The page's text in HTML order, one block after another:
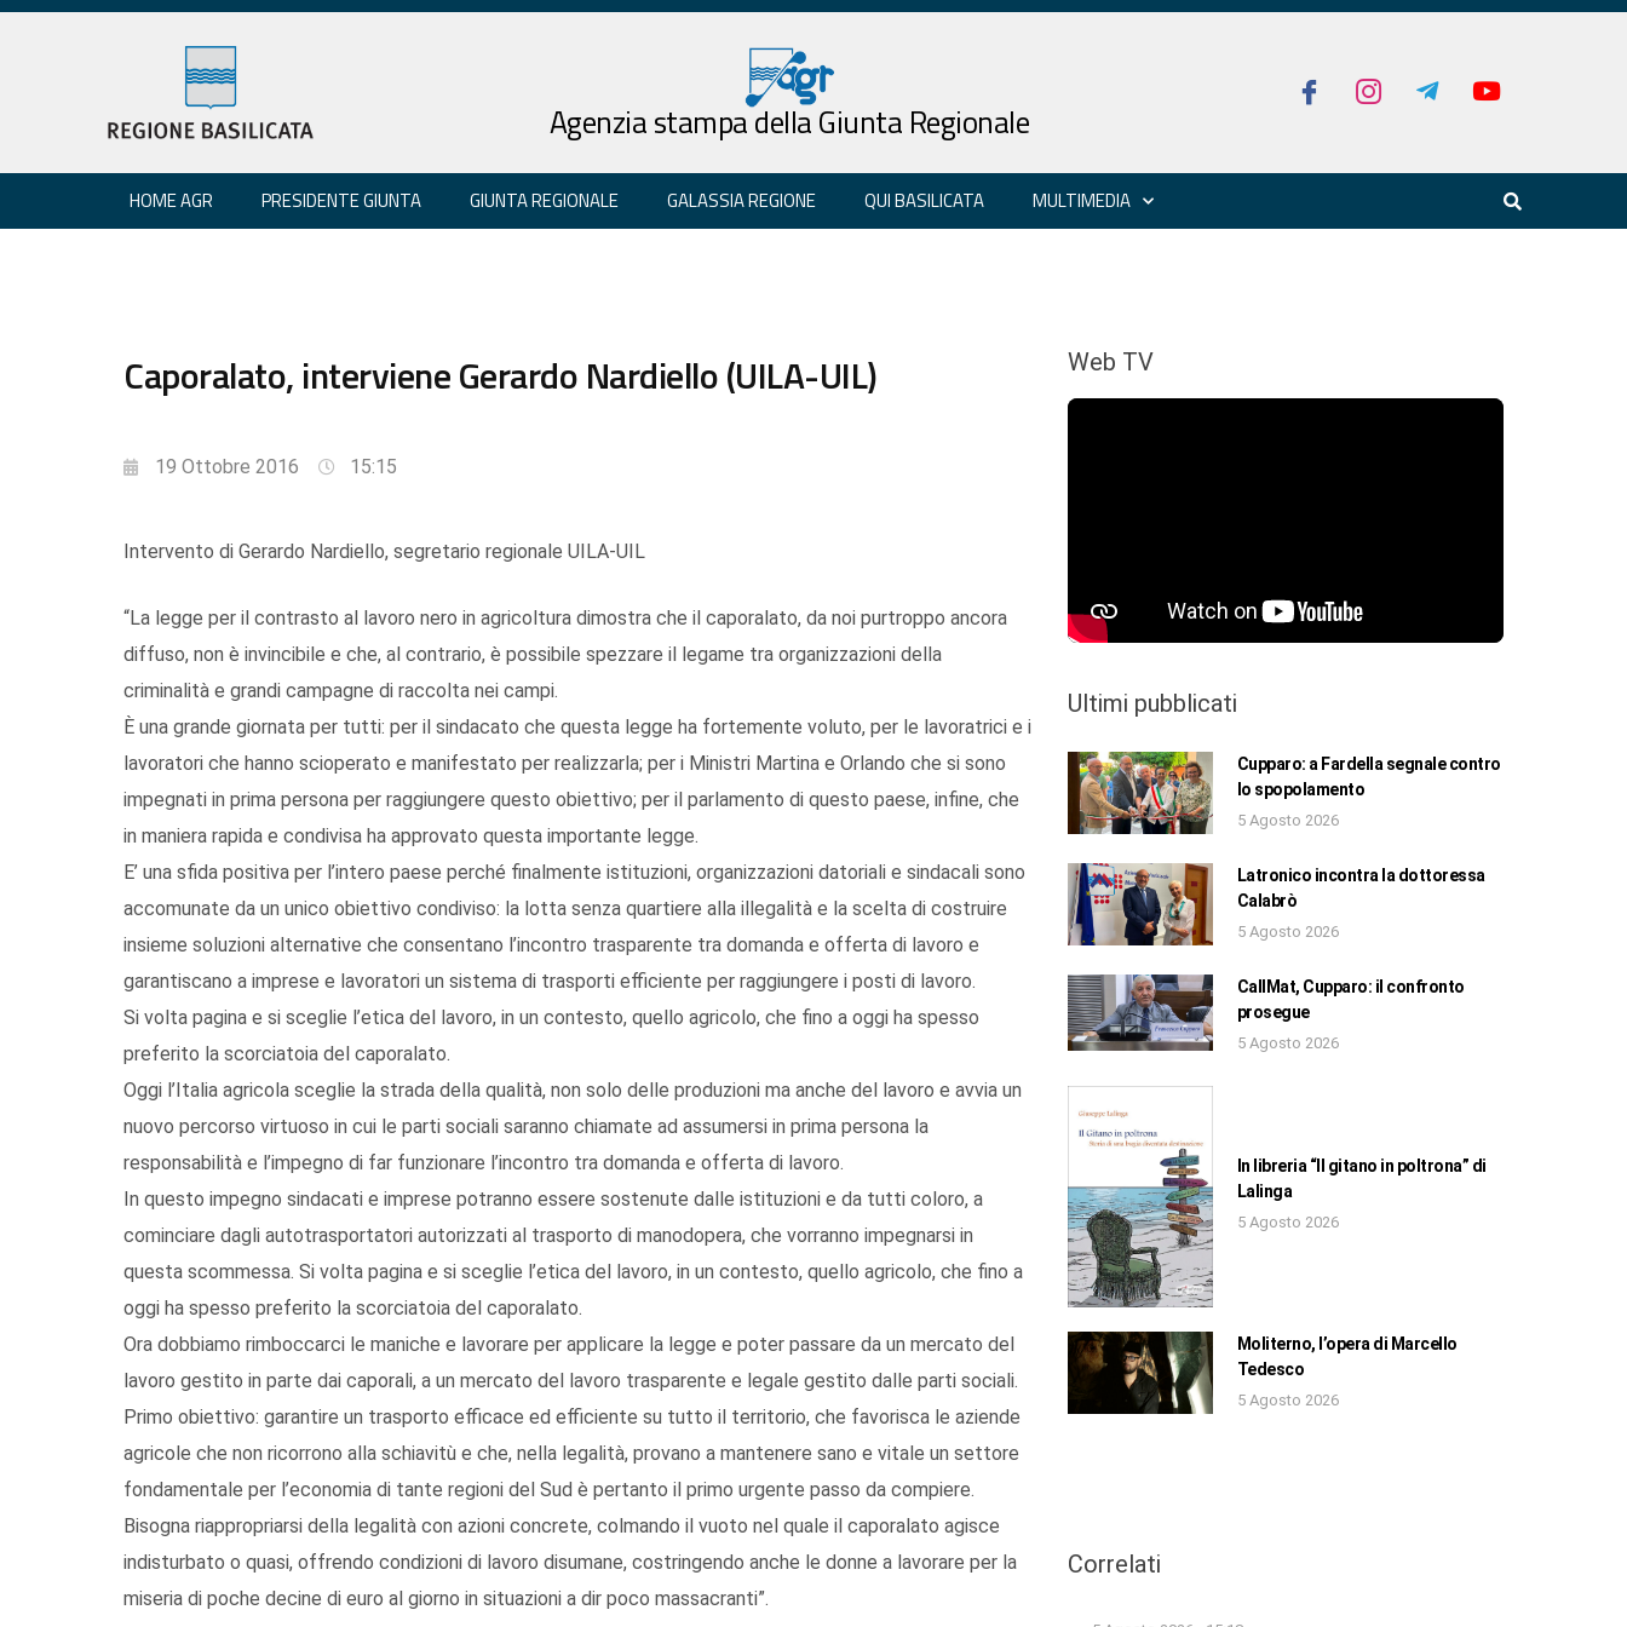
Agenzia stampa della Giunta Regionale
HOME AGR PRESIDENTE GIUNTA GIUNTA REGIONALE GALASSIA REGIONE QUI BASILICATA MULTIMEDIA
Caporalato, interviene Gerardo Nardiello (UILA-UIL)
19 Ottobre 2016 15:15
Intervento di Gerardo Nardiello, segretario regionale UILA-UIL
“La legge per il contrasto al lavoro nero in agricoltura dimostra che il caporalato, da noi purtroppo ancora
diffuso, non è invincibile e che, al contrario, è possibile spezzare il legame tra organizzazioni della
criminalità e grandi campagne di raccolta nei campi.
È una grande giornata per tutti: per il sindacato che questa legge ha fortemente voluto, per le lavoratrici e i
lavoratori che hanno scioperato e manifestato per realizzarla; per i Ministri Martina e Orlando che si sono
impegnati in prima persona per raggiungere questo obiettivo; per il parlamento di questo paese, infine, che
in maniera rapida e condivisa ha approvato questa importante legge.
E’ una sfida positiva per l’intero paese perché finalmente istituzioni, organizzazioni datoriali e sindacali sono
accomunate da un unico obiettivo condiviso: la lotta senza quartiere alla illegalità e la scelta di costruire
insieme soluzioni alternative che consentano l’incontro trasparente tra domanda e offerta di lavoro e
garantiscano a imprese e lavoratori un sistema di trasporti efficiente per raggiungere i posti di lavoro.
Si volta pagina e si sceglie l’etica del lavoro, in un contesto, quello agricolo, che fino a oggi ha spesso
preferito la scorciatoia del caporalato.
Oggi l’Italia agricola sceglie la strada della qualità, non solo delle produzioni ma anche del lavoro e avvia un
nuovo percorso virtuoso in cui le parti sociali saranno chiamate ad assumersi in prima persona la
responsabilità e l’impegno di far funzionare l’incontro tra domanda e offerta di lavoro.
In questo impegno sindacati e imprese potranno essere sostenute dalle istituzioni e da tutti coloro, a
cominciare dagli autotrasportatori autorizzati al trasporto di manodopera, che vorranno impegnarsi in
questa scommessa. Si volta pagina e si sceglie l’etica del lavoro, in un contesto, quello agricolo, che fino a
oggi ha spesso preferito la scorciatoia del caporalato.
Ora dobbiamo rimboccarci le maniche e lavorare per applicare la legge e poter passare da un mercato del
lavoro gestito in parte dai caporali, a un mercato del lavoro trasparente e legale gestito dalle parti sociali.
Primo obiettivo: garantire un trasporto efficace ed efficiente su tutto il territorio, che favorisca le aziende
agricole che non ricorrono alla schiavitù e che, nella legalità, provano a mantenere sano e vitale un settore
fondamentale per l’economia di tante regioni del Sud è pertanto il primo urgente passo da compiere.
Bisogna riappropriarsi della legalità con azioni concrete, colmando il vuoto nel quale il caporalato agisce
indisturbato o quasi, offrendo condizioni di lavoro disumane, costringendo anche le donne a lavorare per la
miseria di poche decine di euro al giorno in situazioni a dir poco massacranti”.
Web TV
Ultimi pubblicati
Cupparo: a Fardella segnale contro
lo spopolamento
5 Agosto 2026
Latronico incontra la dottoressa
Calabrò
5 Agosto 2026
CallMat, Cupparo: il confronto
prosegue
5 Agosto 2026
In libreria “Il gitano in poltrona” di
Lalinga
5 Agosto 2026
Moliterno, l’opera di Marcello
Tedesco
5 Agosto 2026
Correlati